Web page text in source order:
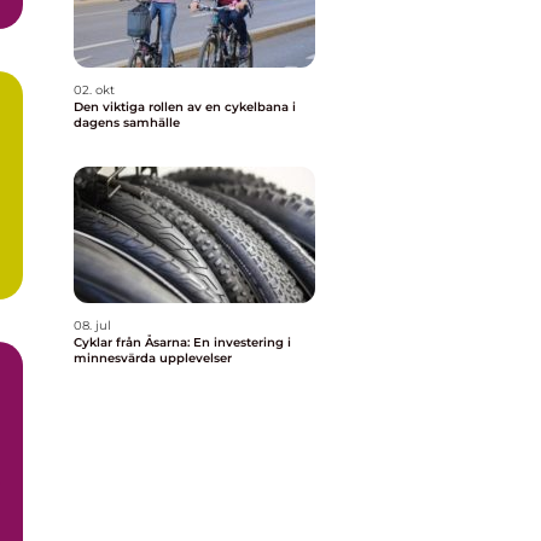
02. okt
Den viktiga rollen av en cykelbana i
dagens samhälle
08. jul
Cyklar från Åsarna: En investering i
minnesvärda upplevelser